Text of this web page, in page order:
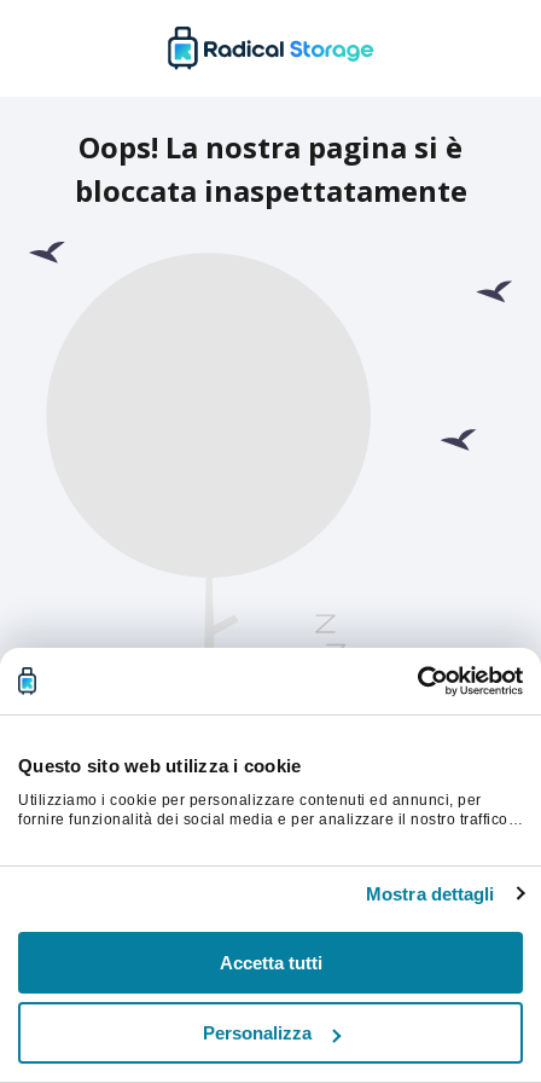
Questo sito web utilizza i cookie
Utilizziamo i cookie per personalizzare contenuti ed annunci, per
fornire funzionalità dei social media e per analizzare il nostro traffico.
che hai fornito loro o che hanno raccolto dal tuo utilizzo dei loro
Mostra dettagli
Accetta tutti
Personalizza
Oops! La nostra pagina si è
bloccata inaspettatamente
Aggiorna la pagina per continuare.
Aggiorna